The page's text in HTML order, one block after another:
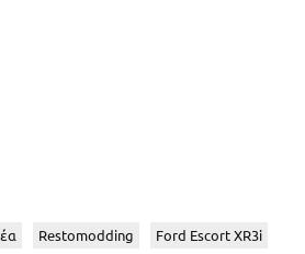
Restomodding Ford Escort XR3i